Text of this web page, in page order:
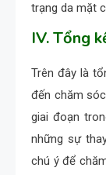
trạng da mặt
IV. Tổng
Trên đây là
đến chăm
giai đoạn
những sự
chú ý để